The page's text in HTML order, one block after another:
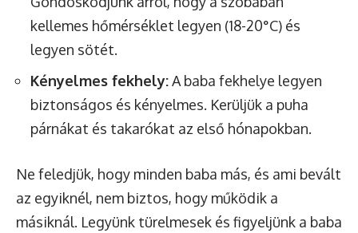
kellemes hőmérséklet legyen (18-20°C) és
legyen sötét.
Kényelmes fekhely:A baba fekhelye legyen
biztonságos és kényelmes. Kerüljük a puha
párnákat és takarókat az első hónapokban.
Ne feledjük, hogy minden baba más, és ami bevált
az egyiknél, nem biztos, hogy működik a
másiknál. Legyünk türelmesek és figyeljünk a baba